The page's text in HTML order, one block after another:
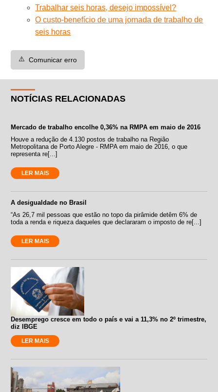
Trabalhar seis horas, desejo impossível?
O custo-benefício de uma jornada de trabalho de
seis horas
⚠️ Comunicar erro
NOTÍCIAS RELACIONADAS
Mercado de trabalho encolhe 0,36% na RMPA em maio de 2016
Houve a redução de 4.130 postos de trabalho na Região
Metropolitana de Porto Alegre - RMPA em maio de 2016, o que
representa re[...]
LER MAIS
A desigualdade no Brasil
“As 26,7 mil pessoas que estão no topo da pirâmide detêm 6% de
toda a renda e riqueza daqueles que declararam o imposto de re[...]
LER MAIS
Desemprego cresce em todo o país e vai a 11,3% no 2º trimestre,
diz IBGE
LER MAIS